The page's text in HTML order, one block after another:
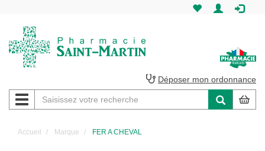
Martin
Pharmacie
Déposer mon ordonnance
Navigation
Accueil Marque FER A CHEVAL